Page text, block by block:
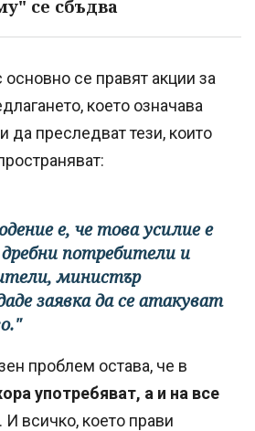
се сбъдва
основно се правят акции за
което означава
да преследват тези, които
е, че това усилие е
потребители и
министър
заявка да се атакуват
проблем остава, че в
употребяват, а и на все
. И всичко, което прави